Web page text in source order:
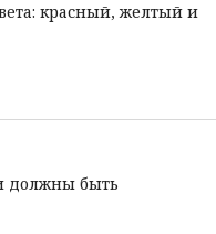
красный, желтый и
должны быть